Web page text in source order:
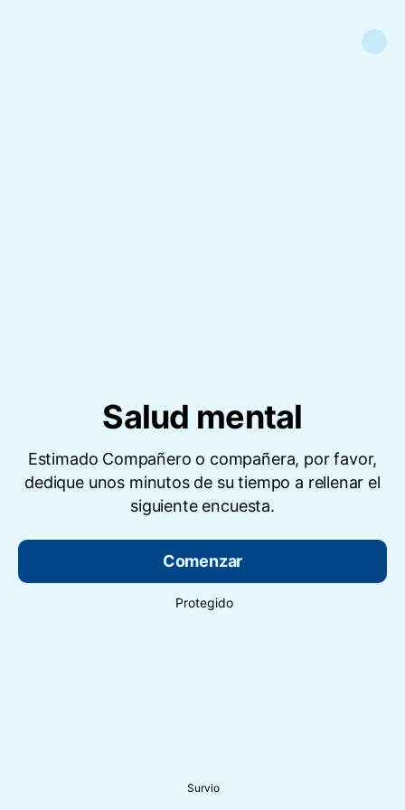
Salud mental
Estimado Compañero o compañera, por favor,
dedique unos minutos de su tiempo a rellenar el
siguiente encuesta.
Comenzar
Protegido
Survio